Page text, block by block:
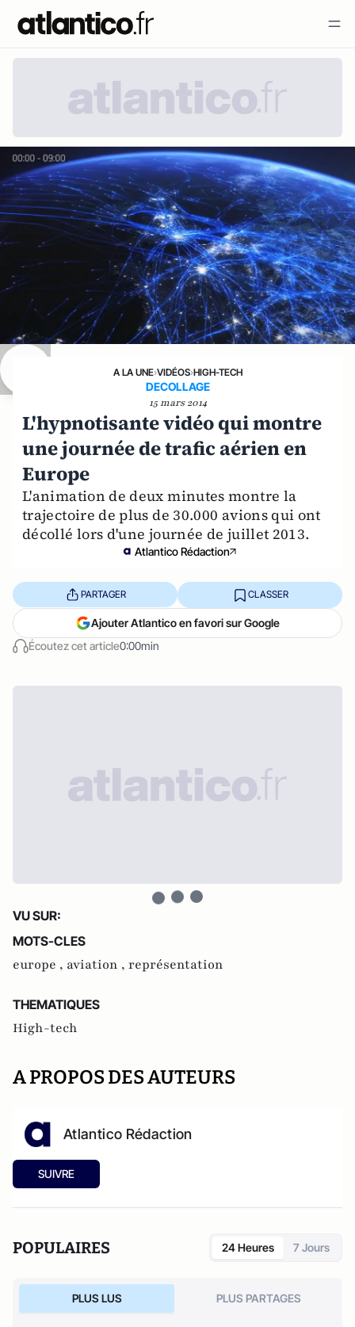
A LA UNE›VIDÉOS›HIGH-TECH
DECOLLAGE
15 mars 2014
L'hypnotisante vidéo qui montre
une journée de trafic aérien en
Europe
L'animation de deux minutes montre la
trajectoire de plus de 30.000 avions qui ont
décollé lors d'une journée de juillet 2013.
Atlantico Rédaction
Écoutez cet article0:00min
PARTAGER CLASSER
Ajouter Atlantico en favori sur Google
VU SUR:
MOTS-CLES
europe , aviation , représentation
THEMATIQUES
High-tech
A PROPOS DES AUTEURS
Atlantico Rédaction
SUIVRE
POPULAIRES 24 Heures 7 Jours
PLUS LUS PLUS PARTAGES